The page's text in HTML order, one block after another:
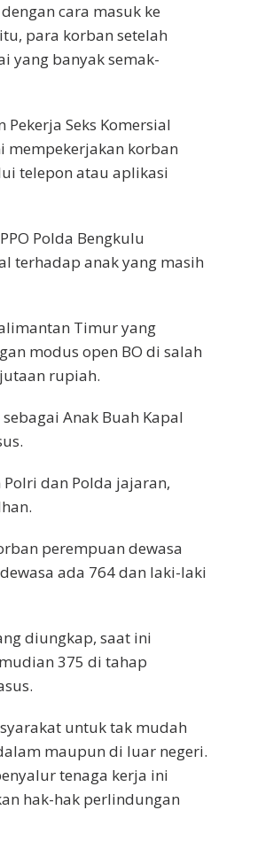
cara masuk ke
para korban setelah
yang banyak semak-
Seks Komersial
mempekerjakan korban
telepon atau aplikasi
Polda Bengkulu
terhadap anak yang masih
Timur yang
modus open BO di salah
rupiah.
Anak Buah Kapal
Polri dan Polda jajaran,
perempuan dewasa
ada 764 dan laki-laki
diungkap, saat ini
375 di tahap
untuk tak mudah
maupun di luar negeri.
tenaga kerja ini
hak-hak perlindungan